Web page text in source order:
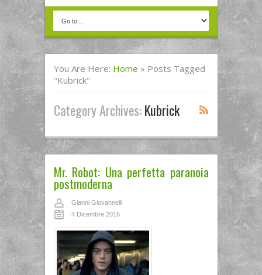
You Are Here: Home » Posts Tagged
"kubrick"
Category Archives:Kubrick
Mr. Robot: Una perfetta paranoia
postmoderna
Gianni Giovannelli
4 Dicembre 2016